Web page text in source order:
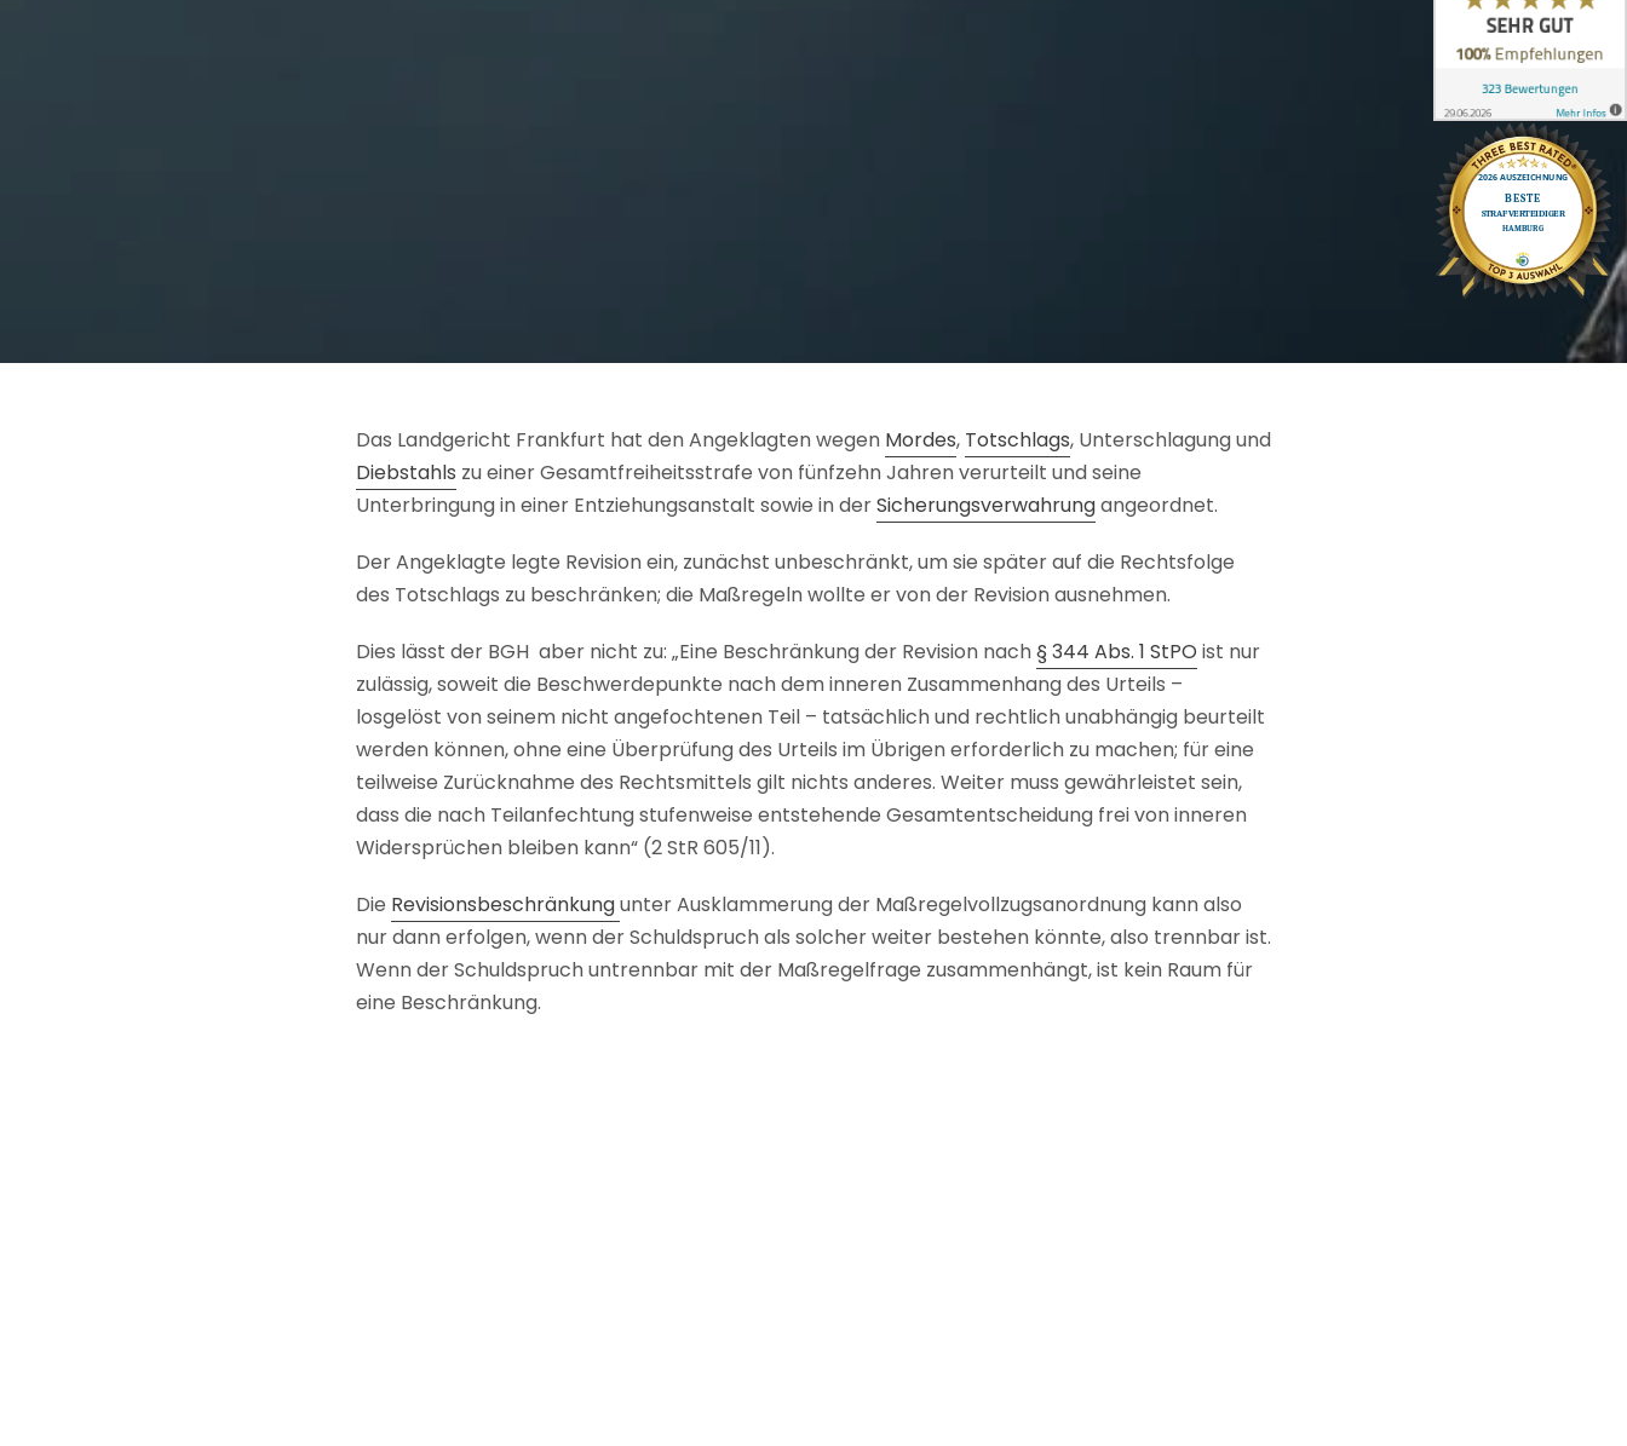
Das Landgericht Frankfurt hat den Angeklagten wegen Mordes, Totschlags, Unterschlagung und
Diebstahls zu einer Gesamtfreiheitsstrafe von fünfzehn Jahren verurteilt und seine
Unterbringung in einer Entziehungsanstalt sowie in derSicherungsverwahrungangeordnet.
Der Angeklagte legte Revision ein, zunächst unbeschränkt, um sie später auf die Rechtsfolge
des Totschlags zu beschränken; die Maßregeln wollte er von der Revision ausnehmen.
Dies lässt der BGH aber nicht zu: „Eine Beschränkung der Revision nach§ 344 Abs. 1 StPO ist nur
zulässig, soweit die Beschwerdepunkte nach dem inneren Zusammenhang des Urteils –
losgelöst von seinem nicht angefochtenen Teil – tatsächlich und rechtlich unabhängig beurteilt
werden können, ohne eine Überprüfung des Urteils im Übrigen erforderlich zu machen; für eine
teilweise Zurücknahme des Rechtsmittels gilt nichts anderes. Weiter muss gewährleistet sein,
dass die nach Teilanfechtung stufenweise entstehende Gesamtentscheidung frei von inneren
Widersprüchen bleiben kann“ (2 StR 605/11).
Die Revisionsbeschränkungunter Ausklammerung der Maßregelvollzugsanordnung kann also
nur dann erfolgen, wenn der Schuldspruch als solcher weiter bestehen könnte, also trennbar ist.
Wenn der Schuldspruch untrennbar mit der Maßregelfrage zusammenhängt, ist kein Raum für
eine Beschränkung.